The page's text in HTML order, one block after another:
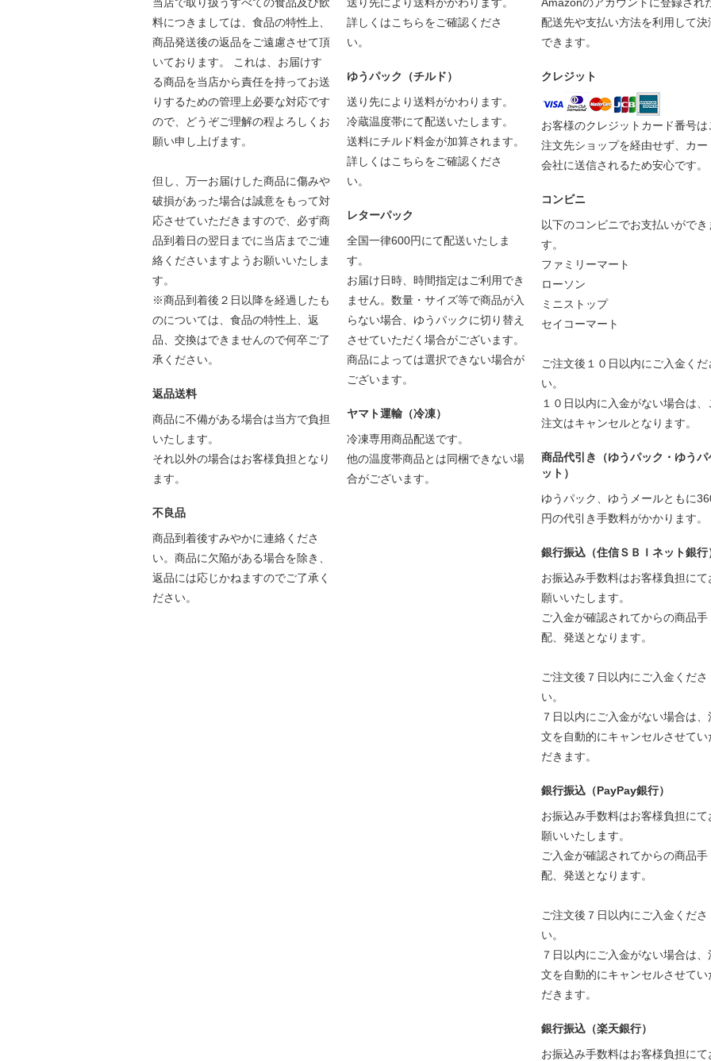
料につきましては、食品の特性上、
商品発送後の返品をご遠慮させて頂
いております。 これは、お届けす
る商品を当店から責任を持ってお送
りするための管理上必要な対応です
ので、どうぞご理解の程よろしくお
願い申し上げます。
但し、万一お届けした商品に傷みや
破損があった場合は誠意をもって対
応させていただきますので、必ず商
品到着日の翌日までに当店までご連
絡くださいますようお願いいたしま
す。
※商品到着後２日以降を経過したも
のについては、食品の特性上、返
品、交換はできませんので何卒ご了
承ください。
返品送料
商品に不備がある場合は当方で負担
いたします。
それ以外の場合はお客様負担となり
ます。
不良品
商品到着後すみやかに連絡くださ
い。商品に欠陥がある場合を除き、
返品には応じかねますのでご了承く
ださい。
詳しくはこちらをご確認くださ
い。
ゆうパック（チルド）
送り先により送料がかわります。
冷蔵温度帯にて配送いたします。
送料にチルド料金が加算されます。
詳しくはこちらをご確認くださ
い。
レターパック
全国一律600円にて配送いたしま
す。
お届け日時、時間指定はご利用でき
ません。数量・サイズ等で商品が入
らない場合、ゆうパックに切り替え
させていただく場合がございます。
商品によっては選択できない場合が
ございます。
ヤマト運輸（冷凍）
冷凍専用商品配送です。
他の温度帯商品とは同梱できない場
合がございます。
配送先や支払い方法を利用して決
できます。
クレジット
お客様のクレジットカード番号は
注文先ショップを経由せず、カー
会社に送信されるため安心です。
コンビニ
以下のコンビニでお支払いができ
す。
ファミリーマート
ローソン
ミニストップ
セイコーマート
ご注文後１０日以内にご入金くだ
い。
１０日以内に入金がない場合は、
注文はキャンセルとなります。
商品代引き（ゆうパック・ゆうパ
ット）
ゆうパック、ゆうメールともに
円の代引き手数料がかかります。
銀行振込（住信ＳＢＩネット銀行
お振込み手数料はお客様負担にて
願いいたします。
ご入金が確認されてからの商品手
配、発送となります。
ご注文後７日以内にご入金くださ
い。
７日以内にご入金がない場合は、
文を自動的にキャンセルさせてい
だきます。
銀行振込（PayPay銀行）
お振込み手数料はお客様負担にて
願いいたします。
ご入金が確認されてからの商品手
配、発送となります。
ご注文後７日以内にご入金くださ
い。
７日以内にご入金がない場合は、
文を自動的にキャンセルさせてい
だきます。
銀行振込（楽天銀行）
お振込み手数料はお客様負担にて